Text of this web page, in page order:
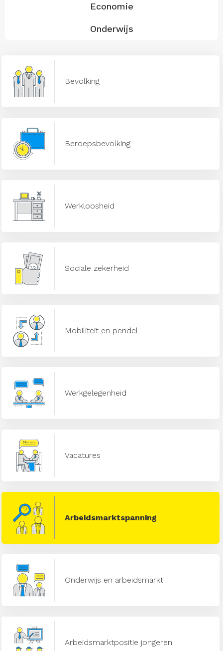
Economie
Onderwijs
Bevolking
Beroepsbevolking
Werkloosheid
Sociale zekerheid
Mobiliteit en pendel
Werkgelegenheid
Vacatures
Arbeidsmarktspanning
Onderwijs en arbeidsmarkt
Arbeidsmarktpositie jongeren